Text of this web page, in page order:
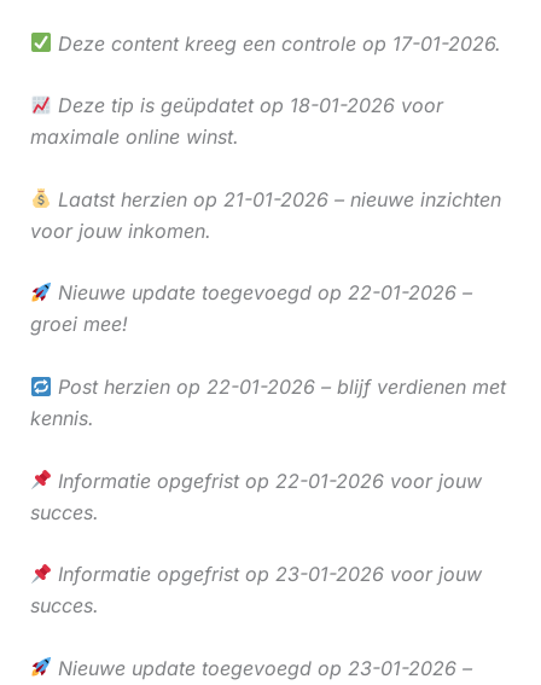
Deze content kreeg een controle op 17-01-2026.
Deze tip is geüpdatet op 18-01-2026 voor
maximale online winst.
Laatst herzien op 21-01-2026 – nieuwe inzichten
voor jouw inkomen.
Nieuwe update toegevoegd op 22-01-2026 –
groei mee!
Post herzien op 22-01-2026 – blijf verdienen met
kennis.
Informatie opgefrist op 22-01-2026 voor jouw
succes.
Informatie opgefrist op 23-01-2026 voor jouw
succes.
Nieuwe update toegevoegd op 23-01-2026 –